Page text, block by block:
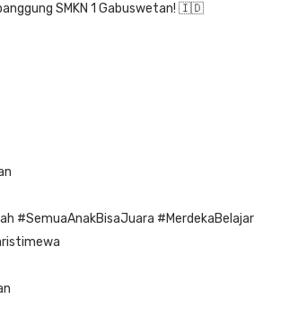
SMKN 1 Gabuswetan! 🇮🇩
#SemuaAnakBisaJuara #MerdekaBelajar